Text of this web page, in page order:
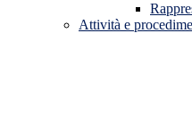
Attività e